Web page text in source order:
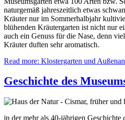
naturgemäß jahreszeitlich etwas
Kräuter nur im Sommerhalbjahr
blühenden Kräutergarten ist nicht nur
auch ein Genuss für die Nase, denn
Kräuter duften sehr aromatisch.
Read more: Klostergarten und
Geschichte des
in der mehr als 40-jährigen Geschichte